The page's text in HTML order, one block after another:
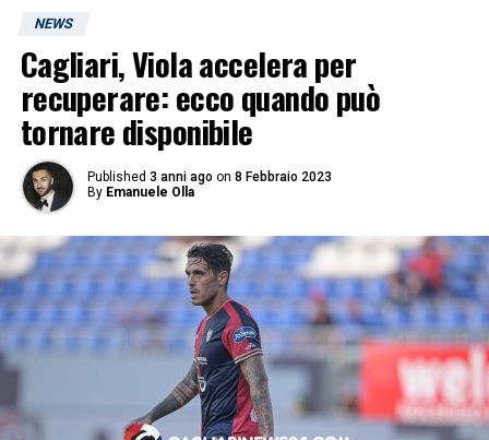
NEWS
Cagliari, Viola accelera per
recuperare: ecco quando può
tornare disponibile
Published 3 anni ago on 8 Febbraio 2023
By Emanuele Olla